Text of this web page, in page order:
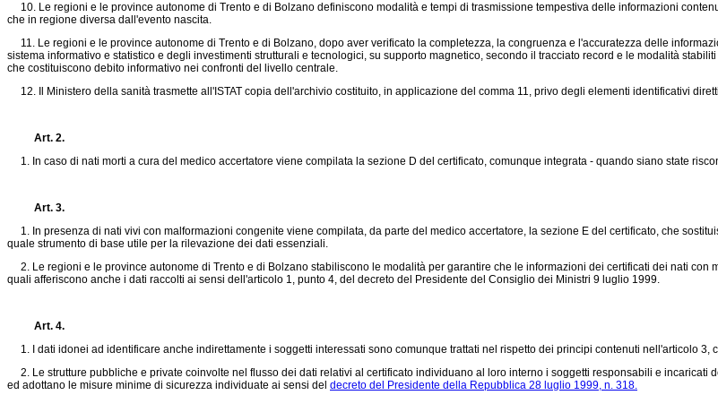
10. Le regioni e le province autonome di Trento e di Bolzano definiscono modalità e tempi di trasmissione tempestiva delle informazioni
che in regione diversa dall'evento nascita.
11. Le regioni e le province autonome di Trento e di Bolzano, dopo aver verificato la completezza, la congruenza e l'accuratezza delle
sistema informativo e statistico e degli investimenti strutturali e tecnologici, su supporto magnetico, secondo il tracciato record e le modalità
che costituiscono debito informativo nei confronti del livello centrale.
12. Il Ministero della sanità trasmette all'ISTAT copia dell'archivio costituito, in applicazione del comma 11, privo degli elementi identificativi
Art. 2.
1. In caso di nati morti a cura del medico accertatore viene compilata la sezione D del certificato, comunque integrata - quando siano state
Art. 3.
1. In presenza di nati vivi con malformazioni congenite viene compilata, da parte del medico accertatore, la sezione E del certificato, che
quale strumento di base utile per la rilevazione dei dati essenziali.
2. Le regioni e le province autonome di Trento e di Bolzano stabiliscono le modalità per garantire che le informazioni dei certificati dei nati
quali afferiscono anche i dati raccolti ai sensi dell'articolo 1, punto 4, del decreto del Presidente del Consiglio dei Ministri 9 luglio 1999.
Art. 4.
1. I dati idonei ad identificare anche indirettamente i soggetti interessati sono comunque trattati nel rispetto dei principi contenuti nell'articolo 3,
2. Le strutture pubbliche e private coinvolte nel flusso dei dati relativi al certificato individuano al loro interno i soggetti responsabili e incaricati
ed adottano le misure minime di sicurezza individuate ai sensi del decreto del Presidente della Repubblica 28 luglio 1999, n. 318.